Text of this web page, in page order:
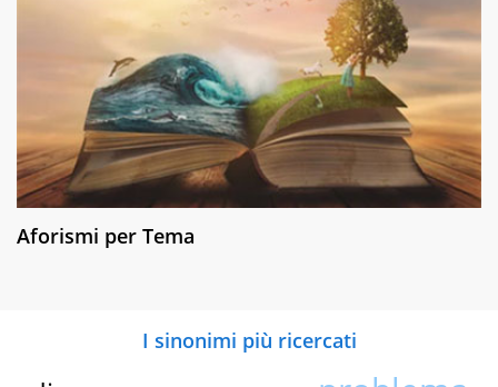
Aforismi per Tema
I sinonimi più ricercati